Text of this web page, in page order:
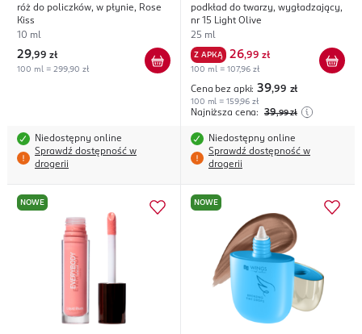
róż do policzków, w płynie, Rose
Kiss
10 ml
29,99 zł
100 ml = 299,90 zł
Niedostępny online
Sprawdź dostępność w
drogerii
podkład do twarzy, wygładzający,
nr 15 Light Olive
25 ml
Z APKĄ 26,99 zł
100 ml = 107,96 zł
Cena bez apki: 39,99 zł
100 ml = 159,96 zł
Najniższa cena: 39,99 zł
Niedostępny online
Sprawdź dostępność w
drogerii
NOWE NOWE